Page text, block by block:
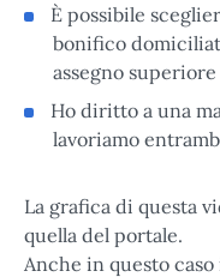
È possibile
bonifico
assegno
Ho diritto a una
lavoriamo
La grafica di questa
quella del portale.
Anche in questo